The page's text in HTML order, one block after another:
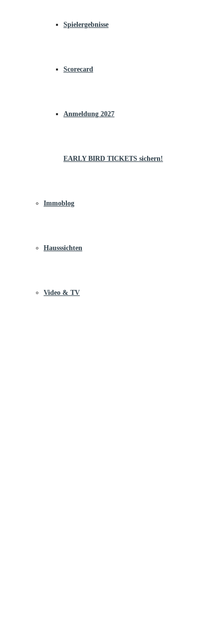
Spielergebnisse
Scorecard
Anmeldung 2027
EARLY BIRD TICKETS sichern!
Immoblog
Hausssichten
Video & TV